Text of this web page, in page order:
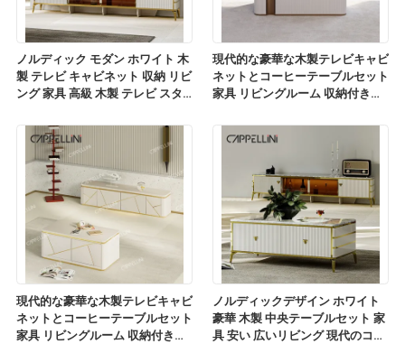
ノルディック モダン ホワイト 木
製 テレビ キャビネット 収納 リビ
ング 家具 高級 木製 テレビ スタ
現代的な豪華な木製テレビキャビ
ネットとコーヒーテーブルセット
家具 リビングルーム 収納付きの
現代的な豪華な木製テレビキャビ
ネットとコーヒーテーブルセット
家具 リビングルーム 収納付きの
ノルディックデザイン ホワイト
豪華 木製 中央テーブルセット 家
具 安い 広いリビング 現代のコー